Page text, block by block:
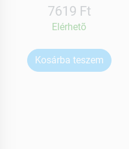
7619 Ft
Elérhetõ
Kosárba teszem